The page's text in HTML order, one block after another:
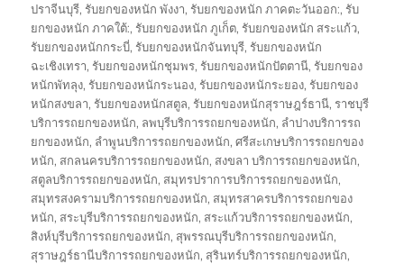
ปราจีนบุรี,รับยกของหนัก พังงา,รับยกของหนัก ภาคตะวันออก:,รับ
ยกของหนัก ภาคใต้:,รับยกของหนัก ภูเก็ต,รับยกของหนัก สระแก้ว,
รับยกของหนักกระบี่,รับยกของหนักจันทบุรี,รับยกของหนัก
ฉะเชิงเทรา,รับยกของหนักชุมพร,รับยกของหนักปัตตานี,รับยกของ
หนักพัทลุง,รับยกของหนักระนอง,รับยกของหนักระยอง,รับยกของ
หนักสงขลา,รับยกของหนักสตูล,รับยกของหนักสุราษฎร์ธานี,ราชบุรี
บริการรถยกของหนัก, ลพบุรีบริการรถยกของหนัก, ลำปางบริการรถ
ยกของหนัก, ลำพูนบริการรถยกของหนัก,ศรีสะเกษบริการรถยกของ
หนัก, สกลนครบริการรถยกของหนัก, สงขลา บริการรถยกของหนัก,
สตูลบริการรถยกของหนัก, สมุทรปราการบริการรถยกของหนัก,
สมุทรสงครามบริการรถยกของหนัก, สมุทรสาครบริการรถยกของ
หนัก, สระบุรีบริการรถยกของหนัก, สระแก้วบริการรถยกของหนัก,
สิงห์บุรีบริการรถยกของหนัก, สุพรรณบุรีบริการรถยกของหนัก,
สุราษฎร์ธานีบริการรถยกของหนัก, สุรินทร์บริการรถยกของหนัก,